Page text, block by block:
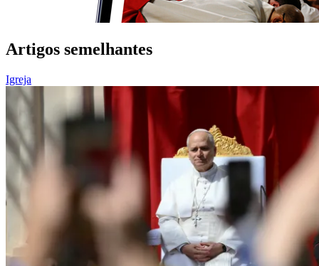
Artigos semelhantes
Igreja